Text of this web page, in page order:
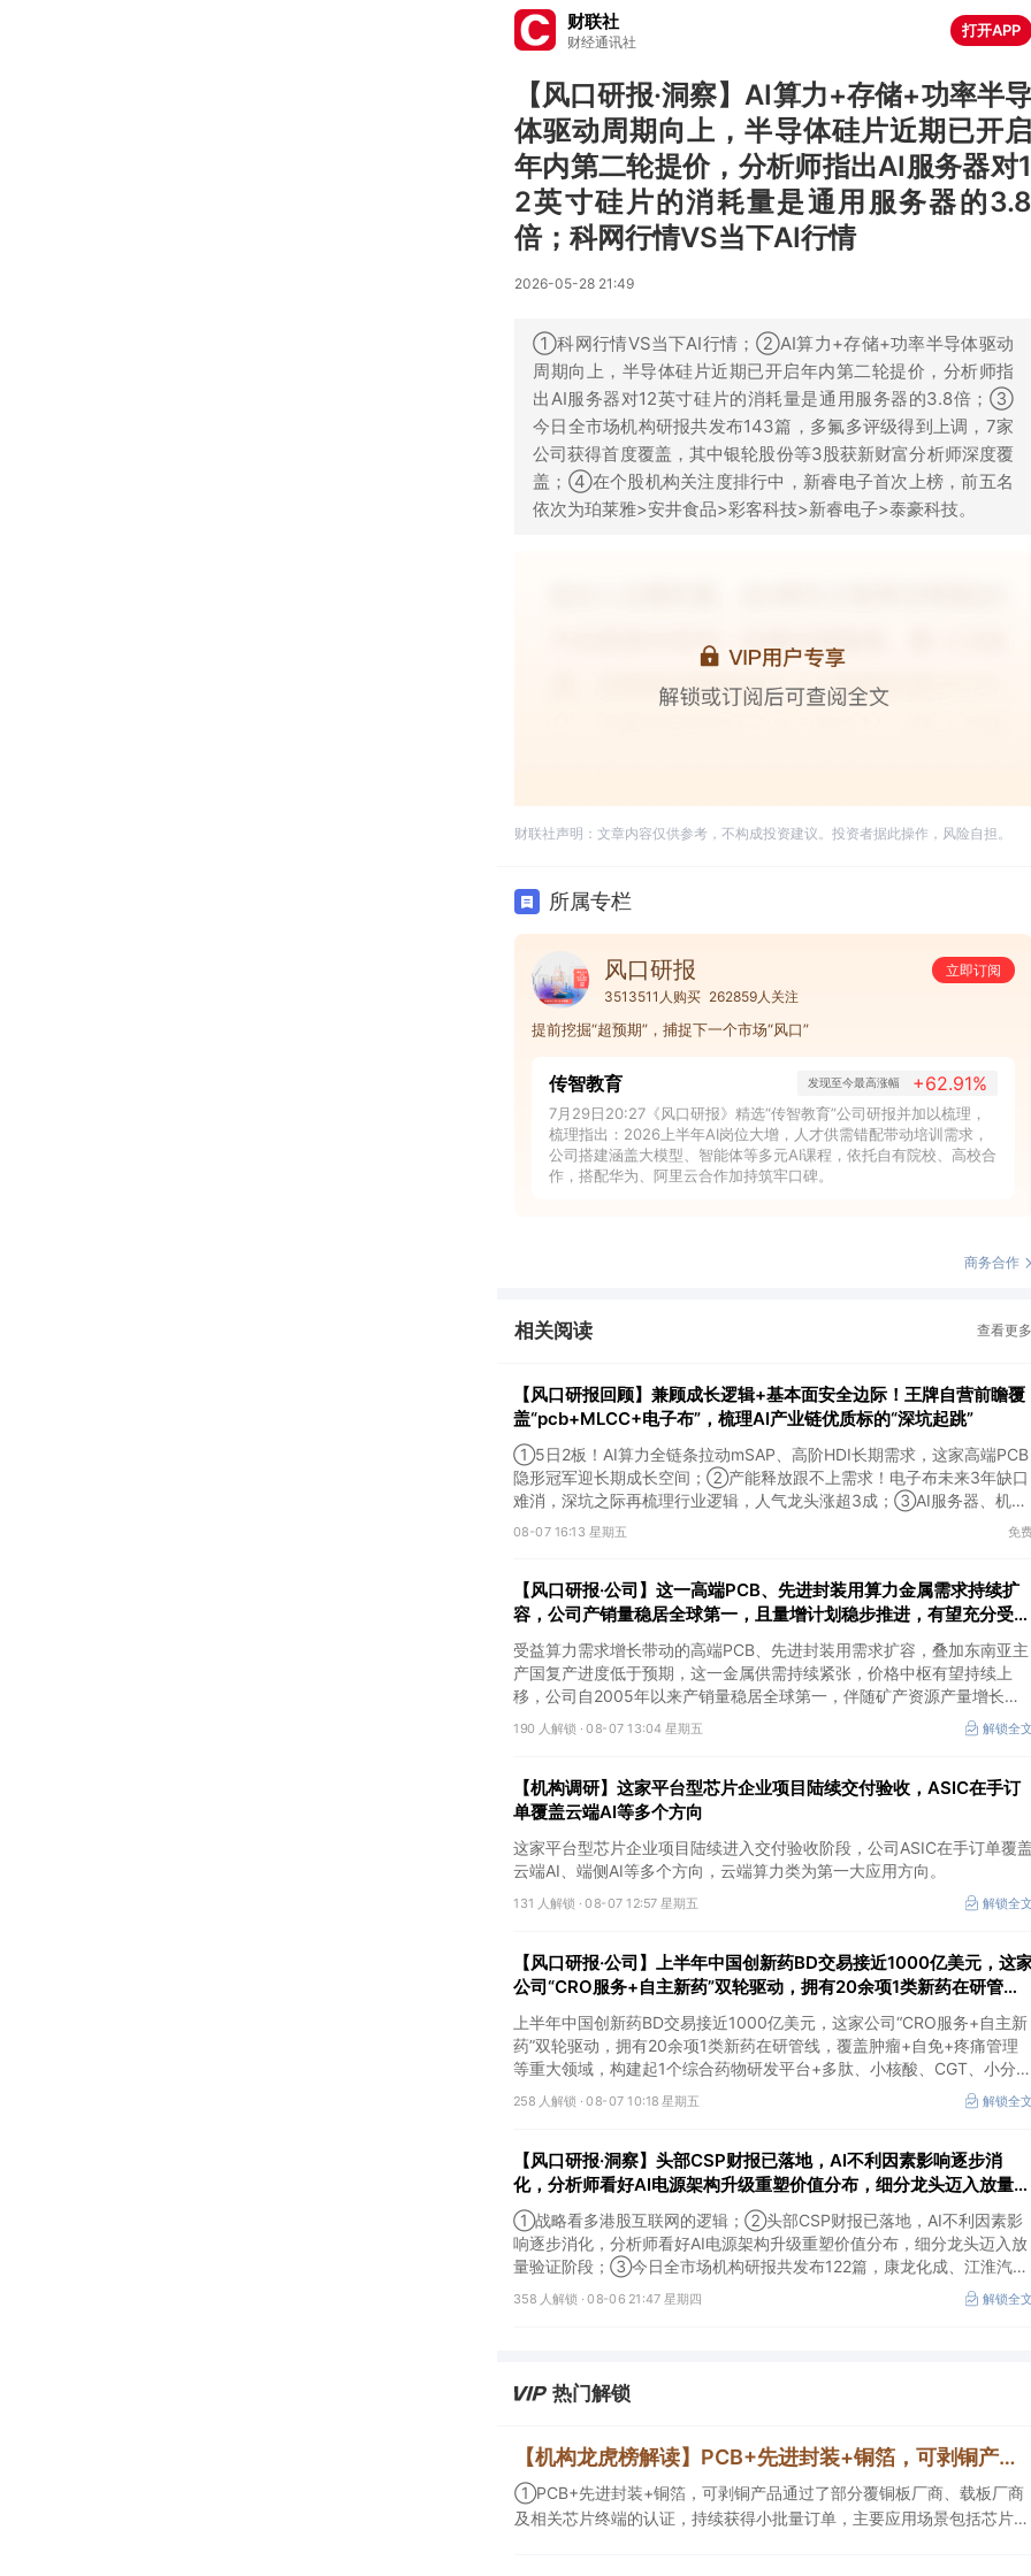
财联社
财经通讯社
打开APP
【风口研报·洞察】AI算力+存储+功率半导
体驱动周期向上，半导体硅片近期已开启
年内第二轮提价，分析师指出AI服务器对1
2英寸硅片的消耗量是通用服务器的3.8
倍；科网行情VS当下AI行情
2026-05-28 21:49
①科网行情VS当下AI行情；②AI算力+存储+功率半导体驱动
周期向上，半导体硅片近期已开启年内第二轮提价，分析师指
出AI服务器对12英寸硅片的消耗量是通用服务器的3.8倍；③
今日全市场机构研报共发布143篇，多氟多评级得到上调，7家
公司获得首度覆盖，其中银轮股份等3股获新财富分析师深度覆
盖；④在个股机构关注度排行中，新睿电子首次上榜，前五名
依次为珀莱雅>安井食品>彩客科技>新睿电子>泰豪科技。
财联社声明：文章内容仅供参考，不构成投资建议。投资者据此操作，风险自担。
所属专栏
风口研报
立即订阅
3513511人购买 262859人关注
提前挖掘“超预期”，捕捉下一个市场“风口”
传智教育 发现至今最高涨幅 +62.91%
7月29日20:27《风口研报》精选“传智教育”公司研报并加以梳理，
梳理指出：2026上半年AI岗位大增，人才供需错配带动培训需求，
公司搭建涵盖大模型、智能体等多元AI课程，依托自有院校、高校合
作，搭配华为、阿里云合作加持筑牢口碑。
商务合作
相关阅读 查看更多
【风口研报回顾】兼顾成长逻辑+基本面安全边际！王牌自营前瞻覆
盖“pcb+MLCC+电子布”，梳理AI产业链优质标的“深坑起跳”
①5日2板！AI算力全链条拉动mSAP、高阶HDI长期需求，这家高端PCB
隐形冠军迎长期成长空间；②产能释放跟不上需求！电子布未来3年缺口
难消，深坑之际再梳理行业逻辑，人气龙头涨超3成；③AI服务器、机器
人带动MLCC景气周期持续！这家公司扩产、涨价预期暂未被市场定价，
08-07 16:13 星期五 免
【风口研报·公司】这一高端PCB、先进封装用算力金属需求持续扩
容，公司产销量稳居全球第一，且量增计划稳步推进，有望充分受益
价格上行
受益算力需求增长带动的高端PCB、先进封装用需求扩容，叠加东南亚主
产国复产进度低于预期，这一金属供需持续紧张，价格中枢有望持续上
移，公司自2005年以来产销量稳居全球第一，伴随矿产资源产量增长与
冶炼产能整合并举，公司市占率有望进一步提升，同时有望充分受益金属
价格上行。
190 人解锁 ·08-07 13:04 星期五 解锁全文
【机构调研】这家平台型芯片企业项目陆续交付验收，ASIC在手订
单覆盖云端AI等多个方向
这家平台型芯片企业项目陆续进入交付验收阶段，公司ASIC在手订单覆盖
云端AI、端侧AI等多个方向，云端算力类为第一大应用方向。
131 人解锁 ·08-07 12:57 星期五 解锁全文
【风口研报·公司】上半年中国创新药BD交易接近1000亿美元，这
公司“CRO服务+自主新药”双轮驱动，拥有20余项1类新药在研管
线，覆盖肿瘤+自免+疼痛管理等重大领域
上半年中国创新药BD交易接近1000亿美元，这家公司“CRO服务+自主新
药”双轮驱动，拥有20余项1类新药在研管线，覆盖肿瘤+自免+疼痛管理
等重大领域，构建起1个综合药物研发平台+多肽、小核酸、CGT、小分子
4个创新技术平台，创新转型成果正逐步兑现。
258 人解锁 ·08-07 10:18 星期五 解锁全文
【风口研报·洞察】头部CSP财报已落地，AI不利因素影响逐步消
化，分析师看好AI电源架构升级重塑价值分布，细分龙头迈入放量验
证阶段；战略看多港股互联网的逻辑
①战略看多港股互联网的逻辑；②头部CSP财报已落地，AI不利因素影
响逐步消化，分析师看好AI电源架构升级重塑价值分布，细分龙头迈入放
量验证阶段；③今日全市场机构研报共发布122篇，康龙化成、江淮汽车
评级得到上调，9家公司获得首度覆盖，其中乔锋智能获新财富分析师深
度覆盖；④在个股机构关注度排行中，华峰化学首次上榜，前五名依次
358 人解锁 ·08-06 21:47 星期四 解锁全文
热门解锁
【机构龙虎榜解读】PCB+先进封装+铜箔，可剥铜产品通过了部分覆铜板厂商、载板厂商及相关芯片终端的认证，持续获得小批量订单，主要应用场景包括芯片封装光模块用PCB，机构大额净买入这家公司
①PCB+先进封装+铜箔，可剥铜产品通过了部分覆铜板厂商、载板厂商
及相关芯片终端的认证，持续获得小批量订单，主要应用场景包括芯片封